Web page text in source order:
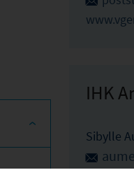
IHK
Sibylle